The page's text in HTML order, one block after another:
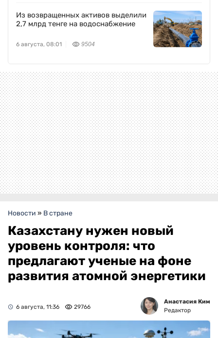
Из возвращенных активов выделили
2,7 млрд тенге на водоснабжение
6 августа, 08:01 9504
Новости » В стране
Казахстану нужен новый
уровень контроля: что
предлагают ученые на фоне
развития атомной энергетики
6 августа, 11:36 29766
Анастасия Ким
Редактор